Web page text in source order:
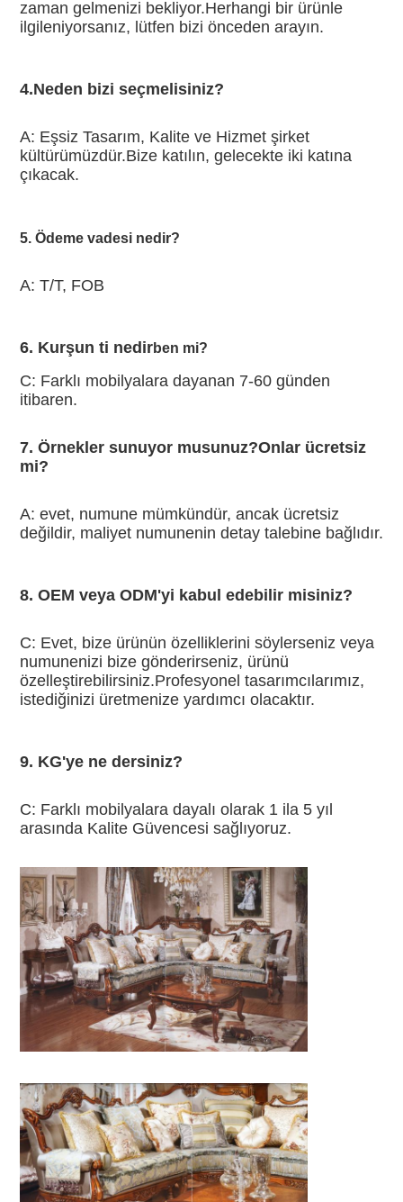
zaman gelmenizi bekliyor.Herhangi bir ürünle
ilgileniyorsanız, lütfen bizi önceden arayın.
4.Neden bizi seçmelisiniz?
A: Eşsiz Tasarım, Kalite ve Hizmet şirket
kültürümüzdür.Bize katılın, gelecekte iki katına
çıkacak.
5. Ödeme vadesi nedir?
A: T/T, FOB
6. Kurşun ti nedirben mi?
C: Farklı mobilyalara dayanan 7-60 günden
itibaren.
7. Örnekler sunuyor musunuz?Onlar ücretsiz
mi?
A: evet, numune mümkündür, ancak ücretsiz
değildir, maliyet numunenin detay talebine bağlıdır.
8. OEM veya ODM'yi kabul edebilir misiniz?
C: Evet, bize ürünün özelliklerini söylerseniz veya
numunenizi bize gönderirseniz, ürünü
özelleştirebilirsiniz.Profesyonel tasarımcılarımız,
istediğinizi üretmenize yardımcı olacaktır.
9. KG'ye ne dersiniz?
C: Farklı mobilyalara dayalı olarak 1 ila 5 yıl
arasında Kalite Güvencesi sağlıyoruz.